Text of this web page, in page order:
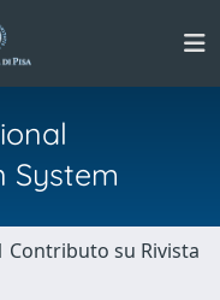
System
Contributo su Rivista